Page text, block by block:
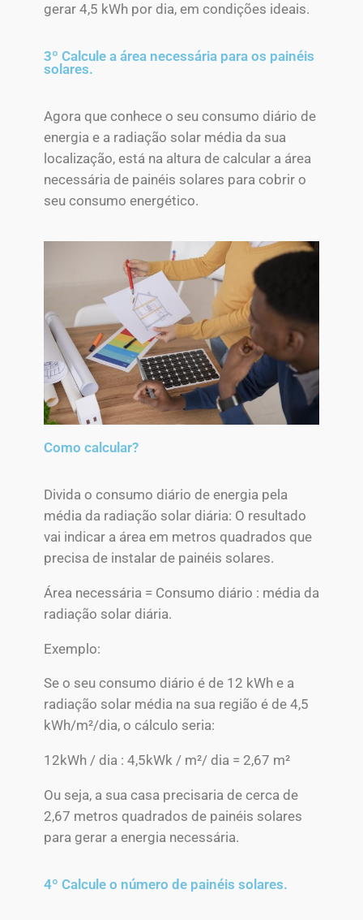
gerar 4,5 kWh por dia, em condições ideais.
3º Calcule a área necessária para os painéis
solares.
Agora que conhece o seu consumo diário de
energia e a radiação solar média da sua
localização, está na altura de calcular a área
necessária de painéis solares para cobrir o
seu consumo energético.
Como calcular?
Divida o consumo diário de energia pela
média da radiação solar diária: O resultado
vai indicar a área em metros quadrados que
precisa de instalar de painéis solares.
Área necessária = Consumo diário : média da
radiação solar diária.
Exemplo:
Se o seu consumo diário é de 12 kWh e a
radiação solar média na sua região é de 4,5
kWh/m²/dia, o cálculo seria:
12kWh / dia : 4,5kWk / m²/ dia = 2,67 m²
Ou seja, a sua casa precisaria de cerca de
2,67 metros quadrados de painéis solares
para gerar a energia necessária.
4º Calcule o número de painéis solares.